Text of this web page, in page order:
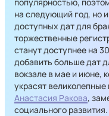
на следующий год, но
доступных дат для
торжественные
станут доступнее на
добавить больше дат
вокзале в мае и июне,
украсят великолепные
Анастасия Ракова,
социального развития.